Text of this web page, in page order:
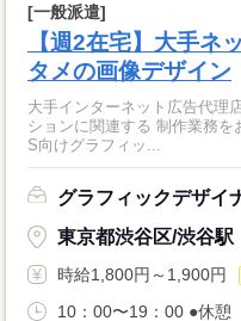
[一般派遣]
【週2在宅】大手ネ
タメの画像デザイン
大手インターネット広告代理
ションに関連する 制作業務をお任せします
S向けグラフィッ...
グラフィックデザイ
東京都渋谷区/渋谷駅
時給1,800円～1,900円
10：00〜19：00 ●休